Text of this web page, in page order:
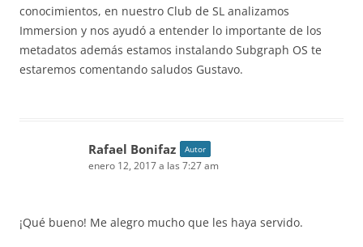
conocimientos, en nuestro Club de SL analizamos
Immersion y nos ayudó a entender lo importante de los
metadatos además estamos instalando Subgraph OS te
estaremos comentando saludos Gustavo.
Rafael Bonifaz Autor
enero 12, 2017 a las 7:27 am
¡Qué bueno! Me alegro mucho que les haya servido.